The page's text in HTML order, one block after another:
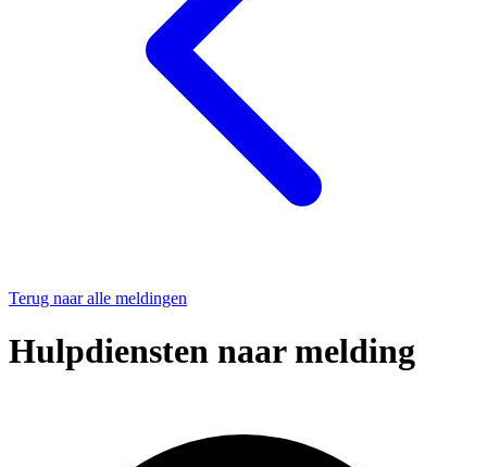
Terug naar alle meldingen
Hulpdiensten naar melding